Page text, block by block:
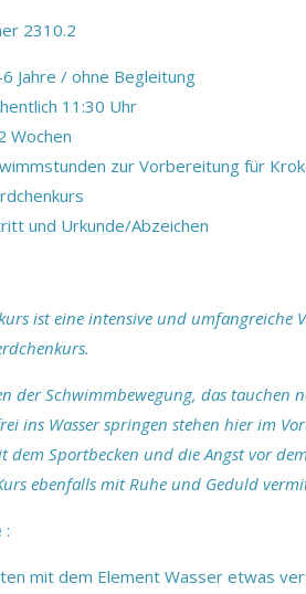
2310.2
Jahre /ohne Begleitung
11:30 Uhr
Wochen
zur Vorbereitung für
und Urkunde/Abzeichen
ist eine intensive und umfangreiche
der Schwimmbewegung, das tauchen
ins Wasser springen stehen hier im
dem Sportbecken und die Angst vor
ebenfalls mit Ruhe und Geduld
:
mit dem Element Wasser etwas